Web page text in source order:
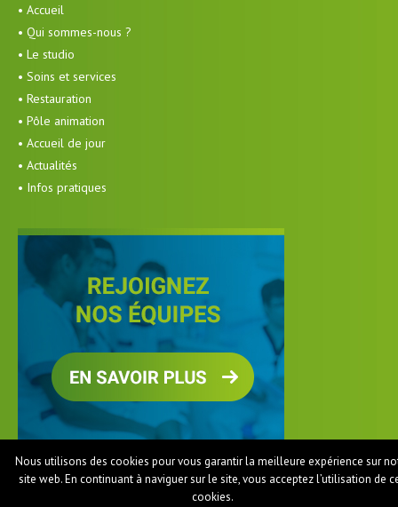
• Accueil
• Qui sommes-nous ?
• Le studio
• Soins et services
• Restauration
• Pôle animation
• Accueil de jour
• Actualités
• Infos pratiques
Nous utilisons des cookies pour vous garantir la meilleure expérience sur
site web. En continuant à naviguer sur le site, vous acceptez l’utilisation de
cookies.